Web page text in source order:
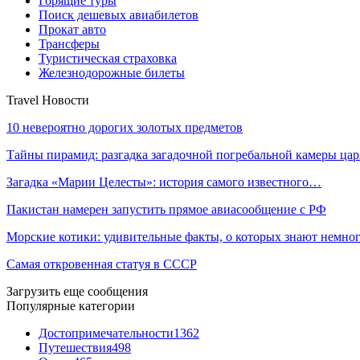
Поиск дешевых авиабилетов
Прокат авто
Трансферы
Туристическая страховка
Железнодорожные билеты
Travel Новости
10 невероятно дорогих золотых предметов
Тайны пирамид: разгадка загадочной погребальной камеры
Загадка «Марии Целесты»: история самого известного…
Пакистан намерен запустить прямое авиасообщение с РФ
Морские котики: удивительные факты, о которых знают
Самая откровенная статуя в СССР
Загрузить еще сообщения
Популярные категории
Достопримечательности1362
Путешествия498